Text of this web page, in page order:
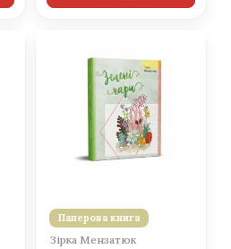
Паперова книга
Зірка Мензатюк